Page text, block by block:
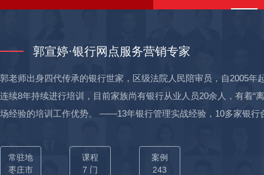
郭宣婷·银行网点服务营销专家
郭老师出身四代传承的银行世家，区级法院人民陪审员，自2005
连续8年持续进行培训，目前家族尚有银行从业人员20余人，有着“
场经验的培训工作优势。 ——13年银行管理实战经验，10多家银
分行、四川绵阳商业银行适老化辅导、湖北省仙桃农商行、浙江省
州农商行、江苏省农商行、湖北省农商行等多家公司提供投诉处
常驻地
枣庄市
课程
7 门
案例
243